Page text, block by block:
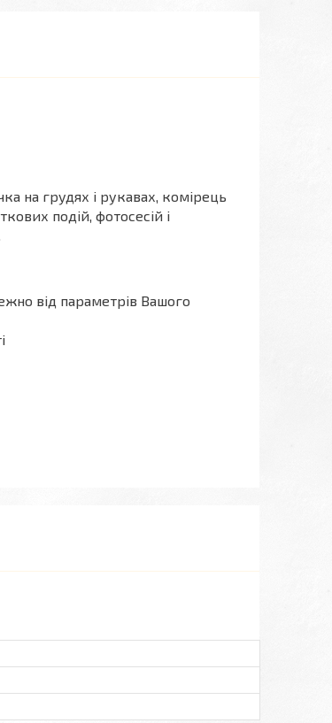
на грудях і рукавах, комірець
подій, фотосесій і
від параметрів Вашого